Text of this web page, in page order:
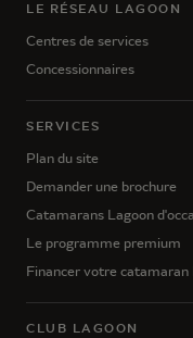
LE RÉSEAU LAGOON
Centres de services
Concessionnaires
SERVICES
Plan du site
Demander une brochure
Catamarans Lagoon
Le programme premium
Financer votre catamaran
CLUB LAGOON